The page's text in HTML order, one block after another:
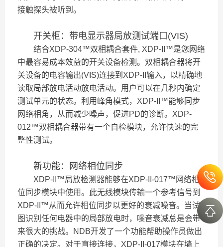
接触探头被听到。
开关柜：带电显示器局放测试端口(VIS)
结合XDP-304™双相耦合套件, XDP-II™是您网络
中最容易成本效益的开关设备检测。双相耦合器将开
关设备的电容输出(VIS)连接到XDP-II输入，以精确地
读取局部放电活动放电活动。用户可以在几秒内确定
测试单元的状态。利用峰角模式，XDP-II™能够同步
网络相角，从而减少噪声，促进PD的诊断。XDP-
012™双相耦合器带有一个自检模块，允许快速的完
整性测试。
新功能：网络相位同步
XDP-II ™局放检测器能够在XDP-II-017™网络相
位同步模块中使用。此无线模块传输一个参考信号到
XDP-II™从而允许相位同步以更好的衰减噪音。当试
图识别任何电器中的局部放电时，噪音衰减总是会带
来很大的挑战。NDB开发了一个功能帮助操作员做出
正确的决定。对于直接连接，XDP-II-017模块在墙上